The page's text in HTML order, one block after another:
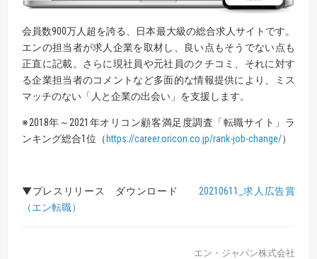
会員数900万人超を誇る、日本最大級の総合求人サイトです。
エンの担当者が求人企業を取材し、良い点もそうでない点も
正直に記載。さらに現社員や元社員のクチコミ、それに対す
る企業担当者のコメントなど多面的な情報提供により、ミス
マッチのない「人と企業の出会い」を支援します。
※2018年～2021年オリコン顧客満足度調査「転職サイト」ラ
ンキング総合1位（ https://career.oricon.co.jp/rank-job-change/）
▼プレスリリース ダウンロード 20210611_求人広告賞
（エン転職）
エン・ジャパン株式会社